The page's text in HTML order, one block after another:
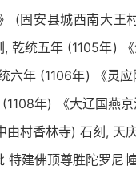
(固安县城西南大王
, 乾统五年 (1105年)
六年 (1106年) 《灵应
年) 《大辽国燕
村香林寺) 石刻, 天
特建佛顶尊胜陀罗尼